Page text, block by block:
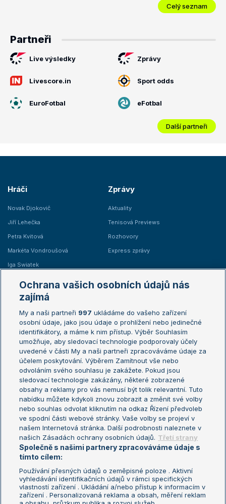
Celý seznam
Partneři
Live výsledky Zprávy
Livescore.in Sport odds
EuroFotbal eFotbal
Další partneři
Hráči
Novak Djokovič
Jiří Lehečka
Petra Kvitová
Markéta Vondroušová
Iga Swiatek
Zprávy
Aktuality
Tenisová Previews
Rozhovory
Express zprávy
Žebříčky
Žebříček ATP (muži)
Žebříček WTA (ženy)
Sázkařský žebříček
Australian Open
French Open
Wimbledon
US Open
Turnaj mistrů
Turnaj mistryň
Aktualní trendy
Fotbalové přestupy
Livesport Daily
LS Prague Open
Podmínky užití
Nastavení soukromí
GDPR a žurnalistika
Reklama
Ochrana vašich osobních údajů nás
zajímá
My a naši partneři 997 ukládáme do vašeho zařízení
osobní údaje, jako jsou údaje o prohlížení nebo jedinečné
identifikátory, a máme k nim přístup. Výběr Souhlasím
umožňuje, aby sledovací technologie podporovaly účely
uvedené v části My a naši partneři zpracováváme údaje za
účelem poskytování. Výběrem Zamítnout vše nebo
odvoláním svého souhlasu je zakážete. Pokud jsou
sledovací technologie zakázány, některé zobrazené
obsahy a reklamy pro vás nemusí být tolik relevantní. Tuto
nabídku můžete kdykoli znovu zobrazit a změnit své volby
nebo souhlas odvolat kliknutím na odkaz Řízení předvoleb
ve spodní části webové stránky. Vaše volby se projeví v
našem Internetová stránka. Další podrobnosti naleznete v
našich Zásadách ochrany osobních údajů. Třetí strany
Společně s našimi partnery zpracováváme údaje s
tímto cílem:
Používání přesných údajů o zeměpisné poloze . Aktivní
vyhledávání identifikačních údajů v rámci specifických
vlastností zařízení . Ukládání a/nebo přístup k informacím v
zařízení . Personalizovaná reklama a obsah, měření reklam